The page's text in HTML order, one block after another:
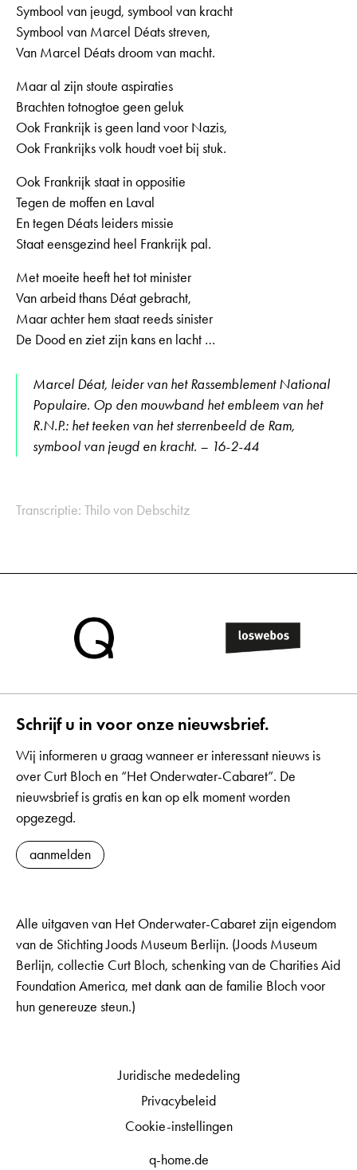
Symbool van jeugd, symbool van kracht
Symbool van Marcel Déats streven,
Van Marcel Déats droom van macht.
Maar al zijn stoute aspiraties
Brachten totnogtoe geen geluk
Ook Frankrijk is geen land voor Nazis,
Ook Frankrijks volk houdt voet bij stuk.
Ook Frankrijk staat in oppositie
Tegen de moffen en Laval
En tegen Déats leiders missie
Staat eensgezind heel Frankrijk pal.
Met moeite heeft het tot minister
Van arbeid thans Déat gebracht,
Maar achter hem staat reeds sinister
De Dood en ziet zijn kans en lacht …
Marcel Déat, leider van het Rassemblement National
Populaire. Op den mouwband het embleem van het
R.N.P.: het teeken van het sterrenbeeld de Ram,
symbool van jeugd en kracht. – 16-2-44
Transcriptie: Thilo von Debschitz
Schrijf u in voor onze nieuwsbrief.
Wij informeren u graag wanneer er interessant nieuws is
over Curt Bloch en “Het Onderwater-Cabaret”. De
nieuwsbrief is gratis en kan op elk moment worden
opgezegd.
aanmelden
Alle uitgaven van Het Onderwater-Cabaret zijn eigendom
van de Stichting Joods Museum Berlijn. (Joods Museum
Berlijn, collectie Curt Bloch, schenking van de Charities Aid
Foundation America, met dank aan de familie Bloch voor
hun genereuze steun.)
q-home.de
Juridische mededeling
Privacybeleid
Cookie-instellingen